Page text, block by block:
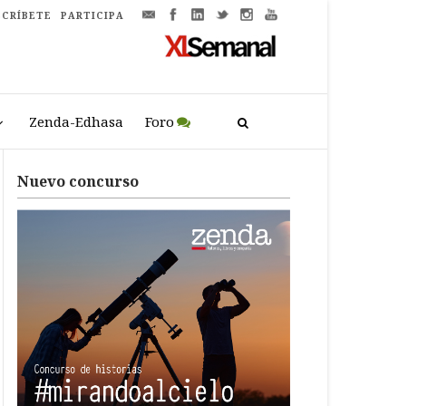
PARTICIPA
Zenda-Edhasa Foro
Nuevo concurso